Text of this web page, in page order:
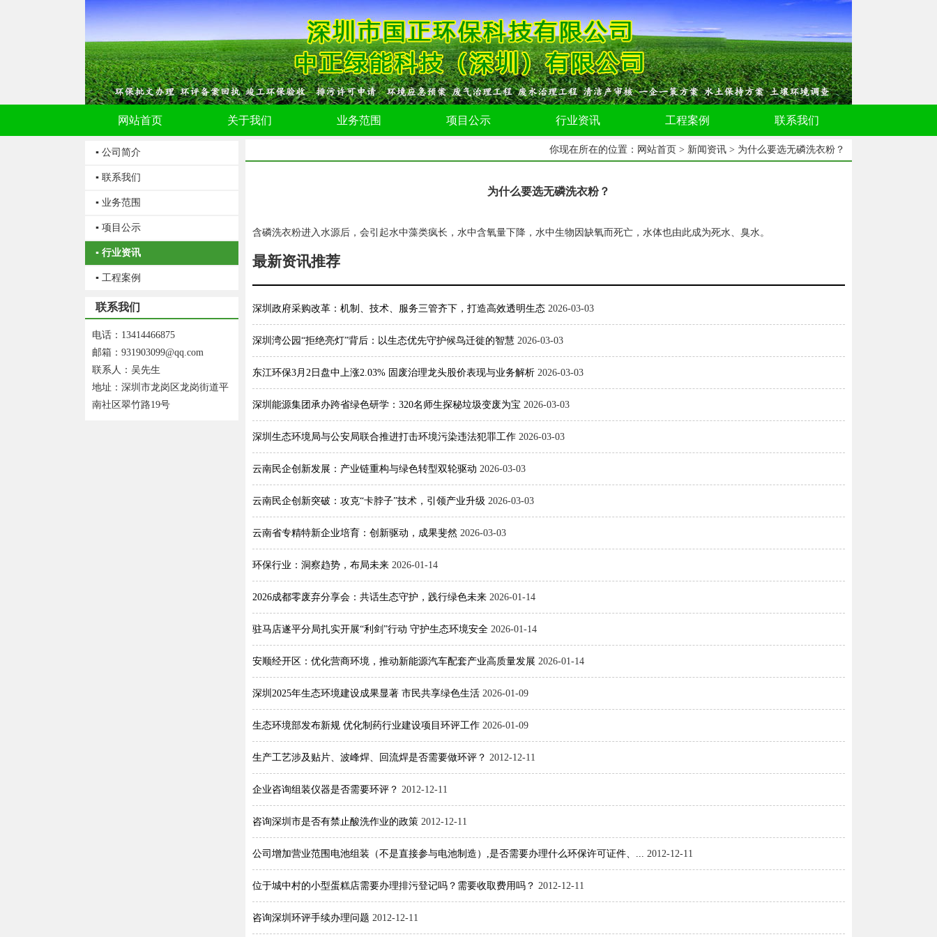
网站首页 关于我们 业务范围 项目公示 行业资讯 工程案例 联系我们
▪ 公司简介
▪ 联系我们
▪ 业务范围
▪ 项目公示
▪ 行业资讯
▪ 工程案例
联系我们
电话：13414466875
邮箱：931903099@qq.com
联系人：吴先生
地址：深圳市龙岗区龙岗街道平
南社区翠竹路19号
你现在所在的位置： 网站首页 > 新闻资讯 > 为什么要选无磷洗衣粉？
为什么要选无磷洗衣粉？
含磷洗衣粉进入水源后，会引起水中藻类疯长，水中含氧量下降，水中生物因缺氧而死亡，水体也由此成为死水、臭水。
最新资讯推荐
深圳政府采购改革：机制、技术、服务三管齐下，打造高效透明生态 2026-03-03
深圳湾公园“拒绝亮灯”背后：以生态优先守护候鸟迁徙的智慧 2026-03-03
东江环保3月2日盘中上涨2.03% 固废治理龙头股价表现与业务解析 2026-03-03
深圳能源集团承办跨省绿色研学：320名师生探秘垃圾变废为宝 2026-03-03
深圳生态环境局与公安局联合推进打击环境污染违法犯罪工作 2026-03-03
云南民企创新发展：产业链重构与绿色转型双轮驱动 2026-03-03
云南民企创新突破：攻克“卡脖子”技术，引领产业升级 2026-03-03
云南省专精特新企业培育：创新驱动，成果斐然 2026-03-03
环保行业：洞察趋势，布局未来 2026-01-14
2026成都零废弃分享会：共话生态守护，践行绿色未来 2026-01-14
驻马店遂平分局扎实开展“利剑”行动 守护生态环境安全 2026-01-14
安顺经开区：优化营商环境，推动新能源汽车配套产业高质量发展 2026-01-14
深圳2025年生态环境建设成果显著 市民共享绿色生活 2026-01-09
生态环境部发布新规 优化制药行业建设项目环评工作 2026-01-09
生产工艺涉及贴片、波峰焊、回流焊是否需要做环评？ 2012-12-11
企业咨询组装仪器是否需要环评？ 2012-12-11
咨询深圳市是否有禁止酸洗作业的政策 2012-12-11
公司增加营业范围电池组装（不是直接参与电池制造）,是否需要办理什么环保许可证件、... 2012-12-11
位于城中村的小型蛋糕店需要办理排污登记吗？需要收取费用吗？ 2012-12-11
咨询深圳环评手续办理问题 2012-12-11